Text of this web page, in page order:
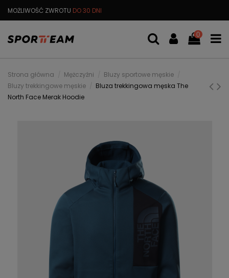
MOŻLIWOŚĆ ZWROTU DO 30 DNI
0
Strona główna Mężczyźni
Bluzy sportowe męskie
Bluzy trekkingowe męskie
Bluza trekkingowa męska The
North Face Merak Hoodie